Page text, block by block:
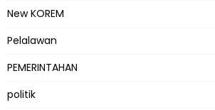
New KOREM
Pelalawan
PEMERINTAHAN
politik